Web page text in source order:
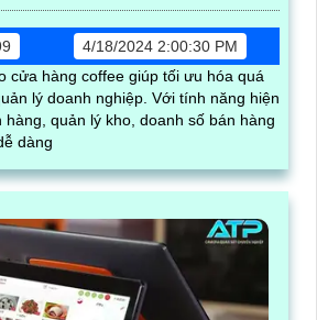
4/18/2024 2:00:30 PM
cửa hàng coffee giúp tối ưu hóa quá
nghiệp. Với tính năng hiện
quản lý kho, doanh số bán hàng
dàng